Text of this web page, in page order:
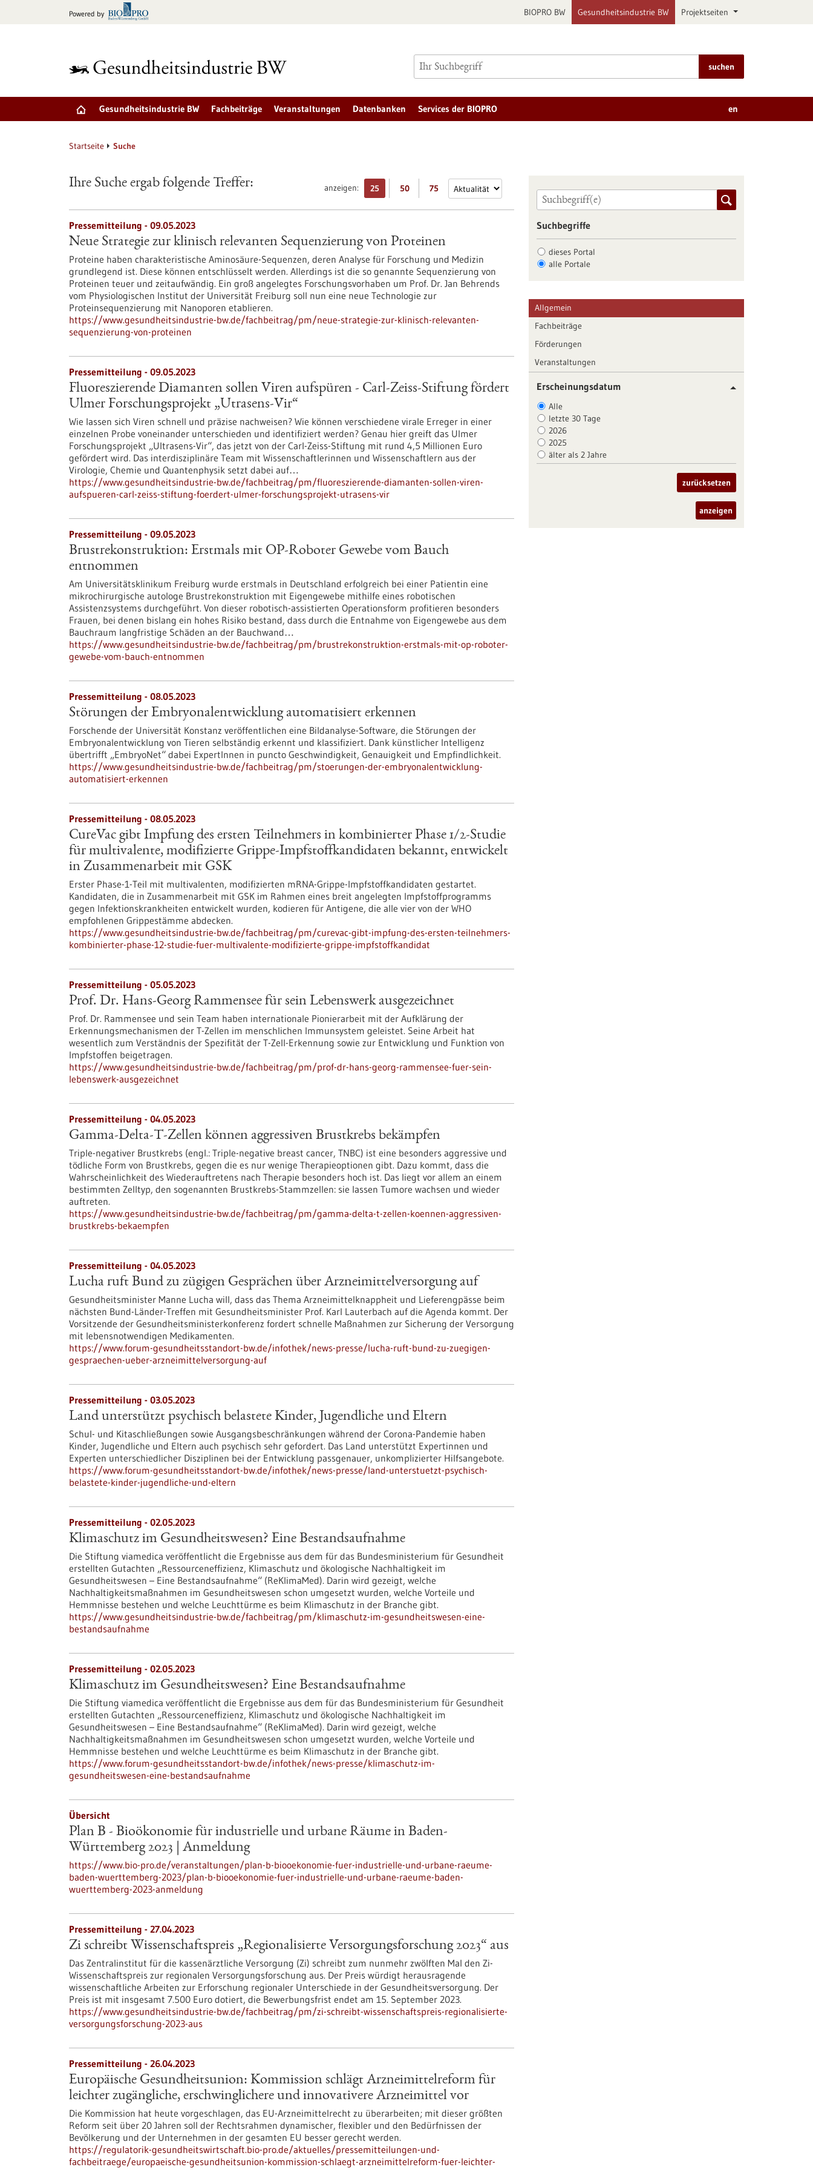
Powered by BIOPRO BW Gesundheitsindustrie BW Projektseiten
suchen
Gesundheitsindustrie BW Fachbeiträge Veranstaltungen Datenbanken Services der BIOPRO en
Startseite Suche
anzeigen: 25 50 75
Ihre Suche ergab folgende Treffer:
Pressemitteilung - 09.05.2023
Neue Strategie zur klinisch relevanten Sequenzierung von Proteinen
Proteine haben charakteristische Aminosäure-Sequenzen, deren Analyse für Forschung und Medizin
grundlegend ist. Diese können entschlüsselt werden. Allerdings ist die so genannte Sequenzierung von
Proteinen teuer und zeitaufwändig. Ein groß angelegtes Forschungsvorhaben um Prof. Dr. Jan Behrends
vom Physiologischen Institut der Universität Freiburg soll nun eine neue Technologie zur
Proteinsequenzierung mit Nanoporen etablieren.
https://www.gesundheitsindustrie-bw.de/fachbeitrag/pm/neue-strategie-zur-klinisch-relevanten-
sequenzierung-von-proteinen
Pressemitteilung - 09.05.2023
Fluoreszierende Diamanten sollen Viren aufspüren - Carl-Zeiss-Stiftung fördert
Ulmer Forschungsprojekt „Utrasens-Vir“
Wie lassen sich Viren schnell und präzise nachweisen? Wie können verschiedene virale Erreger in einer
einzelnen Probe voneinander unterschieden und identifiziert werden? Genau hier greift das Ulmer
Forschungsprojekt „Ultrasens-Vir“, das jetzt von der Carl-Zeiss-Stiftung mit rund 4,5 Millionen Euro
gefördert wird. Das interdisziplinäre Team mit Wissenschaftlerinnen und Wissenschaftlern aus der
Virologie, Chemie und Quantenphysik setzt dabei auf…
https://www.gesundheitsindustrie-bw.de/fachbeitrag/pm/fluoreszierende-diamanten-sollen-viren-
aufspueren-carl-zeiss-stiftung-foerdert-ulmer-forschungsprojekt-utrasens-vir
Pressemitteilung - 09.05.2023
Brustrekonstruktion: Erstmals mit OP-Roboter Gewebe vom Bauch
entnommen
Am Universitätsklinikum Freiburg wurde erstmals in Deutschland erfolgreich bei einer Patientin eine
mikrochirurgische autologe Brustrekonstruktion mit Eigengewebe mithilfe eines robotischen
Assistenzsystems durchgeführt. Von dieser robotisch-assistierten Operationsform profitieren besonders
Frauen, bei denen bislang ein hohes Risiko bestand, dass durch die Entnahme von Eigengewebe aus dem
Bauchraum langfristige Schäden an der Bauchwand…
https://www.gesundheitsindustrie-bw.de/fachbeitrag/pm/brustrekonstruktion-erstmals-mit-op-roboter-
gewebe-vom-bauch-entnommen
Pressemitteilung - 08.05.2023
Störungen der Embryonalentwicklung automatisiert erkennen
Forschende der Universität Konstanz veröffentlichen eine Bildanalyse-Software, die Störungen der
Embryonalentwicklung von Tieren selbständig erkennt und klassifiziert. Dank künstlicher Intelligenz
übertrifft „EmbryoNet“ dabei ExpertInnen in puncto Geschwindigkeit, Genauigkeit und Empfindlichkeit.
https://www.gesundheitsindustrie-bw.de/fachbeitrag/pm/stoerungen-der-embryonalentwicklung-
automatisiert-erkennen
Pressemitteilung - 08.05.2023
CureVac gibt Impfung des ersten Teilnehmers in kombinierter Phase 1/2-Studie
für multivalente, modifizierte Grippe-Impfstoffkandidaten bekannt, entwickelt
in Zusammenarbeit mit GSK
Erster Phase-1-Teil mit multivalenten, modifizierten mRNA-Grippe-Impfstoff­kandidaten gestartet.
Kandidaten, die in Zusammenarbeit mit GSK im Rahmen eines breit angelegten Impfstoffprogramms
gegen Infektionskrankheiten entwickelt wurden, kodieren für Antigene, die alle vier von der WHO
empfohlenen Grippestämme abdecken.
https://www.gesundheitsindustrie-bw.de/fachbeitrag/pm/curevac-gibt-impfung-des-ersten-teilnehmers-
kombinierter-phase-12-studie-fuer-multivalente-modifizierte-grippe-impfstoffkandidat
Pressemitteilung - 05.05.2023
Prof. Dr. Hans-Georg Rammensee für sein Lebenswerk ausgezeichnet
Prof. Dr. Rammensee und sein Team haben internationale Pionierarbeit mit der Aufklärung der
Erkennungsmechanismen der T-Zellen im menschlichen Immunsystem geleistet. Seine Arbeit hat
wesentlich zum Verständnis der Spezifität der T-Zell-Erkennung sowie zur Entwicklung und Funktion von
Impfstoffen beigetragen.
https://www.gesundheitsindustrie-bw.de/fachbeitrag/pm/prof-dr-hans-georg-rammensee-fuer-sein-
lebenswerk-ausgezeichnet
Pressemitteilung - 04.05.2023
Gamma-Delta-T-Zellen können aggressiven Brustkrebs bekämpfen
Triple-negativer Brustkrebs (engl.: Triple-negative breast cancer, TNBC) ist eine besonders aggressive und
tödliche Form von Brustkrebs, gegen die es nur wenige Therapieoptionen gibt. Dazu kommt, dass die
Wahrscheinlichkeit des Wiederauftretens nach Therapie besonders hoch ist. Das liegt vor allem an einem
bestimmten Zelltyp, den sogenannten Brustkrebs-Stammzellen: sie lassen Tumore wachsen und wieder
auftreten.
https://www.gesundheitsindustrie-bw.de/fachbeitrag/pm/gamma-delta-t-zellen-koennen-aggressiven-
brustkrebs-bekaempfen
Pressemitteilung - 04.05.2023
Lucha ruft Bund zu zügigen Gesprächen über Arzneimittelversorgung auf
Gesundheitsminister Manne Lucha will, dass das Thema Arzneimittelknappheit und Lieferengpässe beim
nächsten Bund-Länder-Treffen mit Gesundheitsminister Prof. Karl Lauterbach auf die Agenda kommt. Der
Vorsitzende der Gesundheitsministerkonferenz fordert schnelle Maßnahmen zur Sicherung der Versorgung
mit lebensnotwendigen Medikamenten.
https://www.forum-gesundheitsstandort-bw.de/infothek/news-presse/lucha-ruft-bund-zu-zuegigen-
gespraechen-ueber-arzneimittelversorgung-auf
Pressemitteilung - 03.05.2023
Land unterstützt psychisch belastete Kinder, Jugendliche und Eltern
Schul- und Kitaschließungen sowie Ausgangsbeschränkungen während der Corona-Pandemie haben
Kinder, Jugendliche und Eltern auch psychisch sehr gefordert. Das Land unterstützt Expertinnen und
Experten unterschiedlicher Disziplinen bei der Entwicklung passgenauer, unkomplizierter Hilfsangebote.
https://www.forum-gesundheitsstandort-bw.de/infothek/news-presse/land-unterstuetzt-psychisch-
belastete-kinder-jugendliche-und-eltern
Pressemitteilung - 02.05.2023
Klimaschutz im Gesundheitswesen? Eine Bestandsaufnahme
Die Stiftung viamedica veröffentlicht die Ergebnisse aus dem für das Bundesministerium für Gesundheit
erstellten Gutachten „Ressourceneffizienz, Klimaschutz und ökologische Nachhaltigkeit im
Gesundheitswesen – Eine Bestandsaufnahme“ (ReKlimaMed). Darin wird gezeigt, welche
Nachhaltigkeitsmaßnahmen im Gesundheitswesen schon umgesetzt wurden, welche Vorteile und
Hemmnisse bestehen und welche Leuchttürme es beim Klimaschutz in der Branche gibt.
https://www.gesundheitsindustrie-bw.de/fachbeitrag/pm/klimaschutz-im-gesundheitswesen-eine-
bestandsaufnahme
Pressemitteilung - 02.05.2023
Klimaschutz im Gesundheitswesen? Eine Bestandsaufnahme
Die Stiftung viamedica veröffentlicht die Ergebnisse aus dem für das Bundesministerium für Gesundheit
erstellten Gutachten „Ressourceneffizienz, Klimaschutz und ökologische Nachhaltigkeit im
Gesundheitswesen – Eine Bestandsaufnahme“ (ReKlimaMed). Darin wird gezeigt, welche
Nachhaltigkeitsmaßnahmen im Gesundheitswesen schon umgesetzt wurden, welche Vorteile und
Hemmnisse bestehen und welche Leuchttürme es beim Klimaschutz in der Branche gibt.
https://www.forum-gesundheitsstandort-bw.de/infothek/news-presse/klimaschutz-im-
gesundheitswesen-eine-bestandsaufnahme
Übersicht
Plan B - Bioökonomie für industrielle und urbane Räume in Baden-
Württemberg 2023 | Anmeldung
https://www.bio-pro.de/veranstaltungen/plan-b-biooekonomie-fuer-industrielle-und-urbane-raeume-
baden-wuerttemberg-2023/plan-b-biooekonomie-fuer-industrielle-und-urbane-raeume-baden-
wuerttemberg-2023-anmeldung
Pressemitteilung - 27.04.2023
Zi schreibt Wissenschaftspreis „Regionalisierte Versorgungsforschung 2023“ aus
Das Zentralinstitut für die kassenärztliche Versorgung (Zi) schreibt zum nunmehr zwölften Mal den Zi-
Wissenschaftspreis zur regionalen Versorgungsforschung aus. Der Preis würdigt herausragende
wissenschaftliche Arbeiten zur Erforschung regionaler Unterschiede in der Gesundheitsversorgung. Der
Preis ist mit insgesamt 7.500 Euro dotiert, die Bewerbungsfrist endet am 15. September 2023.
https://www.gesundheitsindustrie-bw.de/fachbeitrag/pm/zi-schreibt-wissenschaftspreis-regionalisierte-
versorgungsforschung-2023-aus
Pressemitteilung - 26.04.2023
Europäische Gesundheitsunion: Kommission schlägt Arzneimittelreform für
leichter zugängliche, erschwinglichere und innovativere Arzneimittel vor
Die Kommission hat heute vorgeschlagen, das EU-Arzneimittelrecht zu überarbeiten; mit dieser größten
Reform seit über 20 Jahren soll der Rechtsrahmen dynamischer, flexibler und den Bedürfnissen der
Bevölkerung und der Unternehmen in der gesamten EU besser gerecht werden.
https://regulatorik-gesundheitswirtschaft.bio-pro.de/aktuelles/pressemitteilungen-und-
fachbeitraege/europaeische-gesundheitsunion-kommission-schlaegt-arzneimittelreform-fuer-leichter-
Suchbegriffe
dieses Portal
alle Portale
Allgemein
Fachbeiträge
Förderungen
Veranstaltungen
Erscheinungsdatum
Alle
letzte 30 Tage
2026
2025
älter als 2 Jahre
zurücksetzen
anzeigen